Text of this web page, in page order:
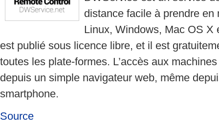
distance facile à prendre en
Linux, Windows, Mac OS X
est publié sous licence libre, et il est
toutes les plate-formes. L’accès aux
depuis un simple navigateur web, même
smartphone.
Source